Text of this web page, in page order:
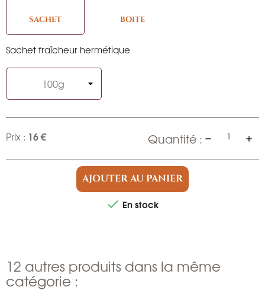
SACHET BOITE
Sachet fraîcheur hermétique
Prix : 16 € Quantité :
AJOUTER AU PANIER
 En stock
12 autres produits dans la même
catégorie :